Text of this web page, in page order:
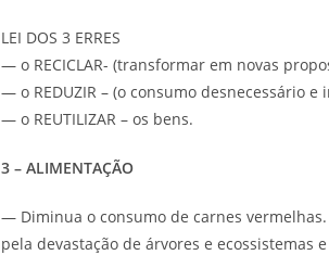
LEI DOS 3 ERRES
— o RECICLAR- (transformar em novas
— o REDUZIR – (o consumo desnecessário e
— o REUTILIZAR – os bens.
3 – ALIMENTAÇÃO
— Diminua o consumo de carnes
pela devastação de árvores e ecossistemas